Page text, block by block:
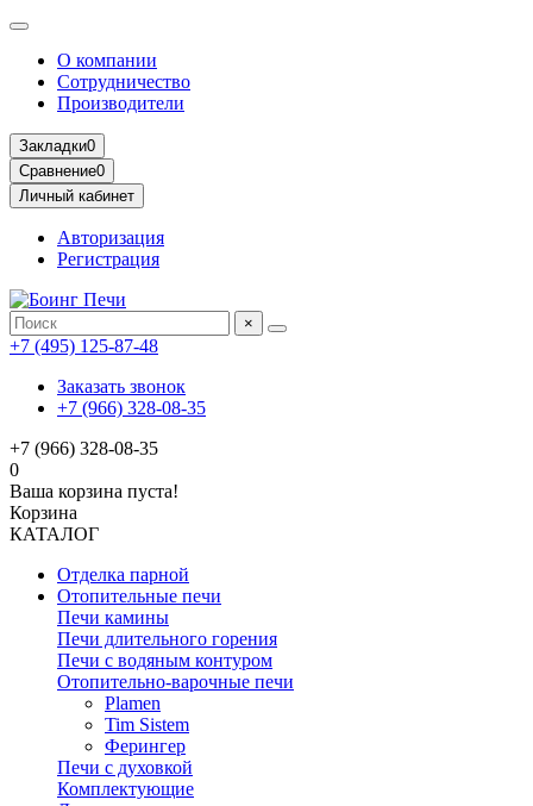
О компании
Сотрудничество
Производители
Закладки0
Сравнение0
Личный кабинет
Авторизация
Регистрация
×
+7 (495) 125-87-48
Заказать звонок
+7 (966) 328-08-35
+7 (966) 328-08-35
0
Ваша корзина пуста!
Корзина
КАТАЛОГ
Отделка парной
Отопительные печи
Печи камины
Печи длительного горения
Печи с водяным контуром
Отопительно-варочные печи
Plamen
Tim Sistem
Ферингер
Печи с духовкой
Комплектующие